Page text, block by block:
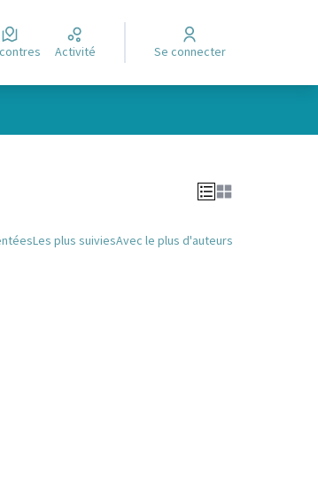
Activité Se connecter
Les plus suiviesAvec le plus d'auteurs